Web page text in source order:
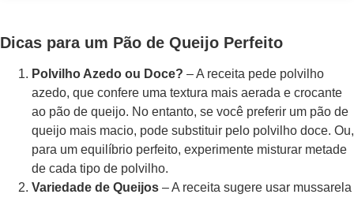
Dicas para um Pão de Queijo Perfeito
Polvilho Azedo ou Doce? – A receita pede polvilho
azedo, que confere uma textura mais aerada e crocante
ao pão de queijo. No entanto, se você preferir um pão de
queijo mais macio, pode substituir pelo polvilho doce. Ou,
para um equilíbrio perfeito, experimente misturar metade
de cada tipo de polvilho.
Variedade de Queijos – A receita sugere usar mussarela